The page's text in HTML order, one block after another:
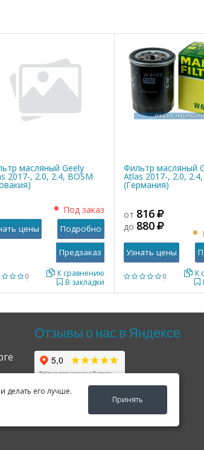
делать его лучше.
Принять
масляный Geely
2017-, 2.0, 2.4, BOSM
0
Под заказ
В закладки
К сравнению
цены Подробно
Фильтр масляный
Atlas 2017-, 2.0,
(Германия)
0
от 816
до 880
К
Узнать цены
Отзывы о нас в Яндексе